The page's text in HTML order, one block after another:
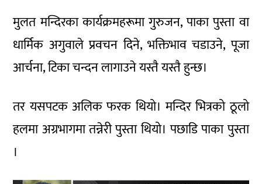
मुलत मन्दिरका कार्यक्रमहरूमा गुरुजन, पाका पुस्ता वा
धार्मिक अगुवाले प्रवचन दिने, भक्तिभाव चडाउने, पूजा
आर्चना, टिका चन्दन लागाउने यस्तै यस्तै हुन्छ।
तर यसपटक अलिक फरक थियो। मन्दिर भित्रको ठूलो
हलमा अग्रभागमा तन्नेरी पुस्ता थियो। पछाडि पाका पुस्ता
।